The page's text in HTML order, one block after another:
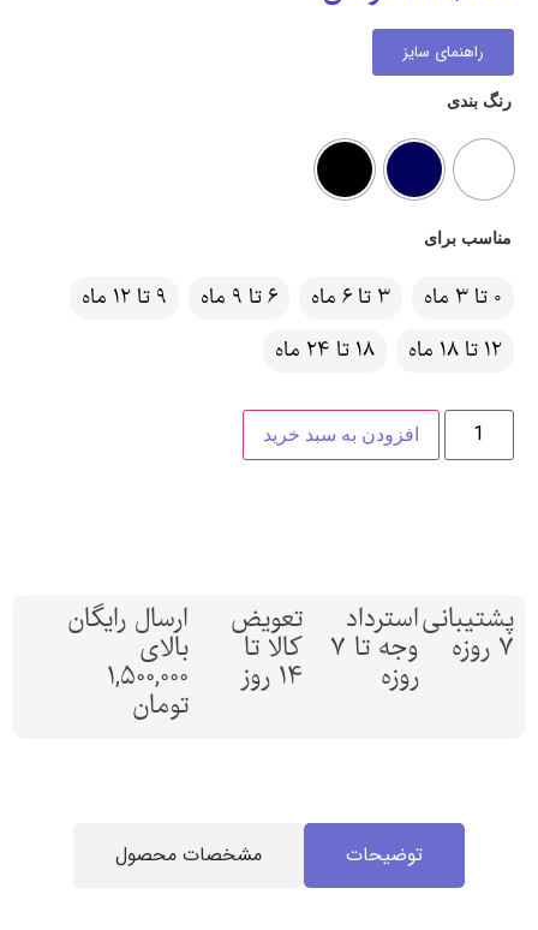
راهنمای سایز
رنگ بندی
مناسب برای
0 تا 3 ماه 3 تا 6 ماه 6 تا 9 ماه
9 تا 12 ماه
12 تا 18 ماه
18 تا 24 ماه
افزودن به سبد خرید
پشتیبانی
7 روزه
استرداد
وجه تا 7
روزه
تعویض
کالا تا
14 روز
ارسال رایگان
بالای
1,500,000
تومان
توضیحات مشخصات محصول